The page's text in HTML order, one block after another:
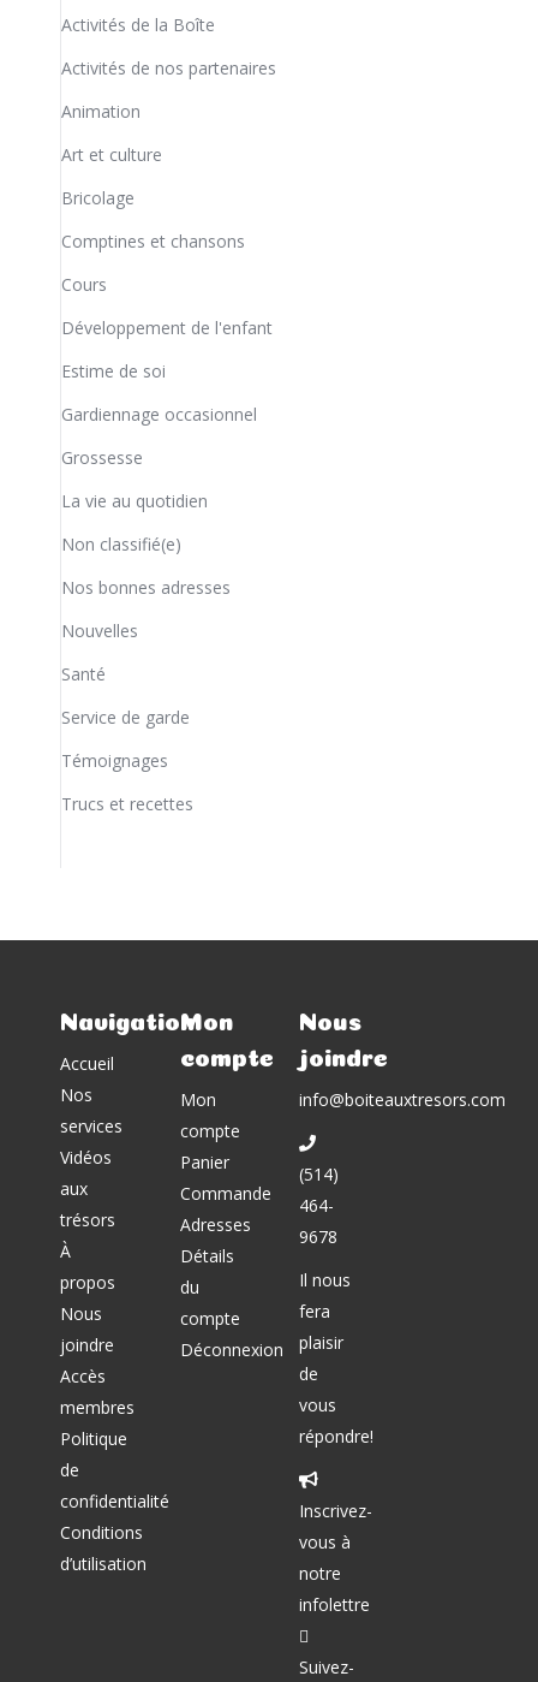
Activités de la Boîte
Activités de nos partenaires
Animation
Art et culture
Bricolage
Comptines et chansons
Cours
Développement de l'enfant
Estime de soi
Gardiennage occasionnel
Grossesse
La vie au quotidien
Non classifié(e)
Nos bonnes adresses
Nouvelles
Santé
Service de garde
Témoignages
Trucs et recettes
Navigation
Accueil
Nos
services
Vidéos
aux
trésors
À
propos
Nous
joindre
Accès
membres
Politique
de
confidentialité
Conditions
d’utilisation
Mon
compte
Mon
compte
Panier
Commande
Adresses
Détails
du
compte
Déconnexion
Nous
joindre
info@boiteauxtresors.com
(514)
464-
9678
Il nous
fera
plaisir
de
vous
répondre!
Inscrivez-
vous à
notre
infolettre
Suivez-